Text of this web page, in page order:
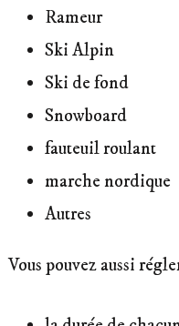
Rameur
Ski Alpin
Ski de fond
Snowboard
fauteuil roulant
marche nordique
Autres
Vous pouvez aussi